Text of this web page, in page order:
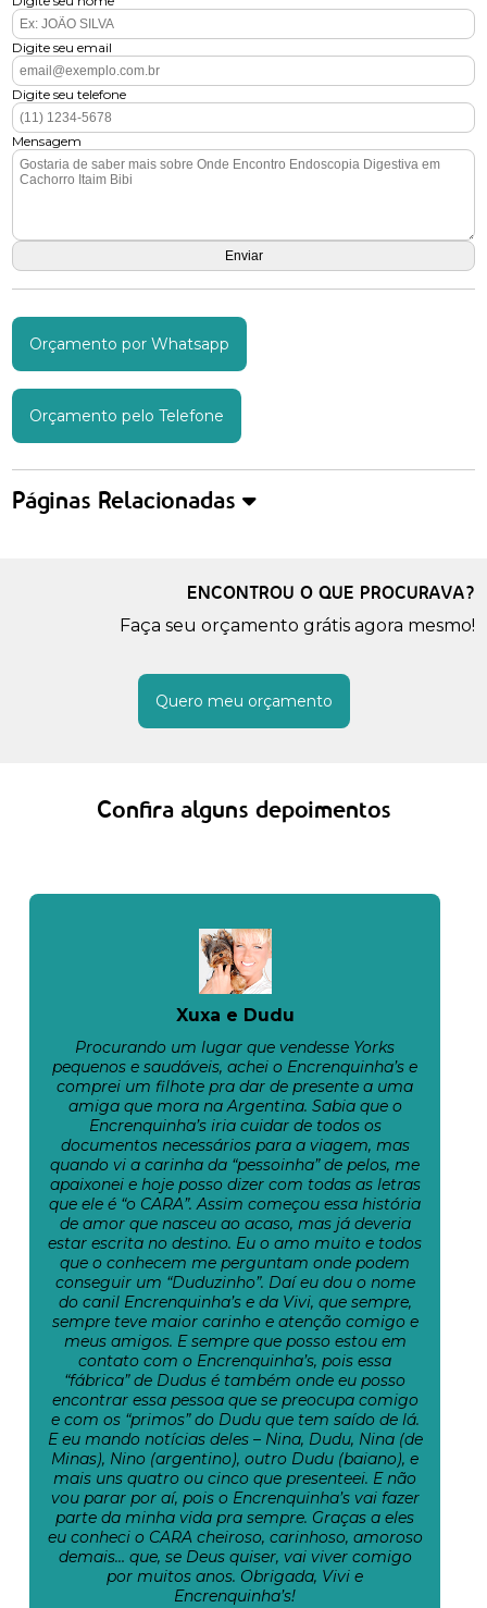
Digite seu email
Digite seu telefone
Mensagem
Orçamento por Whatsapp
Orçamento pelo Telefone
Páginas Relacionadas
ENCONTROU O QUE PROCURAVA?
Faça seu orçamento grátis agora mesmo!
Quero meu orçamento
Confira alguns depoimentos
Xuxa e Dudu
Procurando um lugar que vendesse Yorks
pequenos e saudáveis, achei o Encrenquinha’s e
comprei um filhote pra dar de presente a uma
amiga que mora na Argentina. Sabia que o
Encrenquinha’s iria cuidar de todos os
documentos necessários para a viagem, mas
quando vi a carinha da “pessoinha” de pelos, me
apaixonei e hoje posso dizer com todas as letras
que ele é “o CARA”. Assim começou essa história
de amor que nasceu ao acaso, mas já deveria
estar escrita no destino. Eu o amo muito e todos
que o conhecem me perguntam onde podem
conseguir um “Duduzinho”. Daí eu dou o nome
do canil Encrenquinha’s e da Vivi, que sempre,
sempre teve maior carinho e atenção comigo e
meus amigos. E sempre que posso estou em
contato com o Encrenquinha’s, pois essa
“fábrica” de Dudus é também onde eu posso
encontrar essa pessoa que se preocupa comigo
e com os “primos” do Dudu que tem saído de lá.
E eu mando notícias deles – Nina, Dudu, Nina (de
Minas), Nino (argentino), outro Dudu (baiano), e
mais uns quatro ou cinco que presenteei. E não
vou parar por aí, pois o Encrenquinha’s vai fazer
parte da minha vida pra sempre. Graças a eles
eu conheci o CARA cheiroso, carinhoso, amoroso
demais… que, se Deus quiser, vai viver comigo
por muitos anos. Obrigada, Vivi e
Encrenquinha’s!